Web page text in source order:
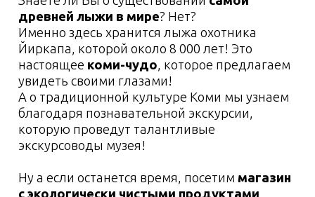
нашего насыщенного дня.
2 день: Финно-угорский
этнопарк
Условия проживания